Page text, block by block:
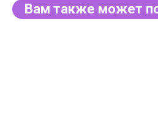
Вам также может